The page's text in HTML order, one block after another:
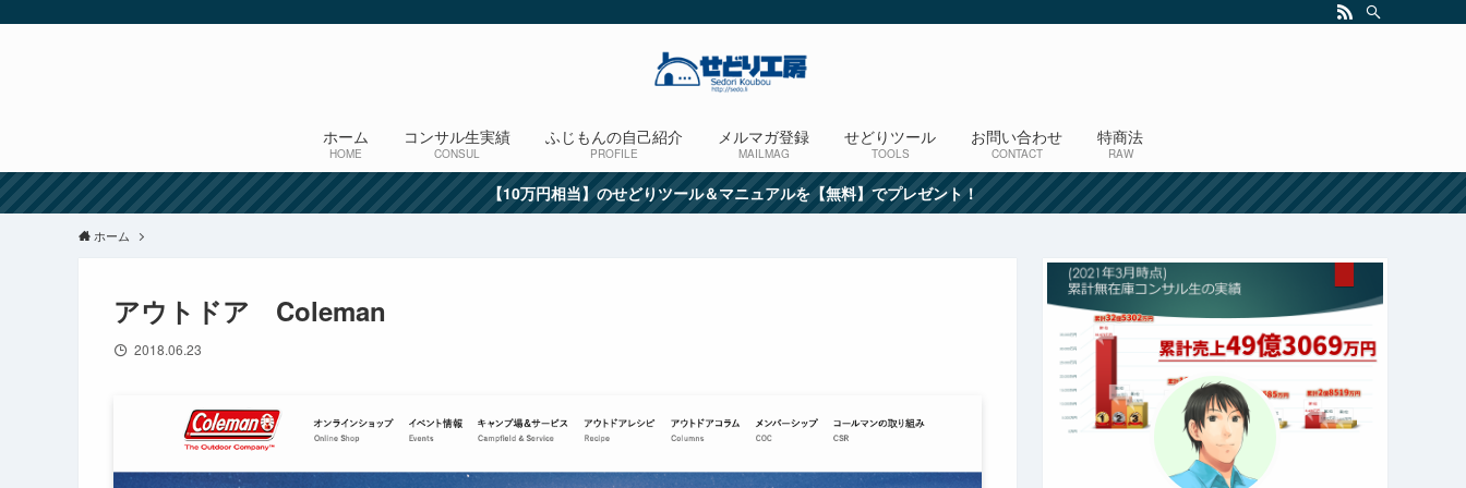
ホーム
HOME
コンサル生実績
CONSUL
ふじもんの自己紹介
PROFILE
メルマガ登録
MAILMAG
せどりツール
TOOLS
お問い合わせ
CONTACT
特商法
RAW
【10万円相当】のせどりツール＆マニュアルを【無料】でプレゼント！
ホーム
アウトドア Coleman
2018.06.23